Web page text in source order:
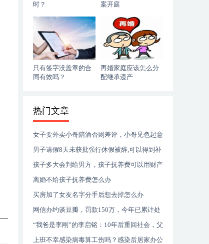
时？
案开庭
只有签字没盖章的合
同有效吗？
再婚家庭应该怎么分
配继承遗产
热门文章
女子要外卖小哥陪酒否则差评，小哥见色起意
被抓：她诱惑我
男子请假8天未获批强行休假被辞,可以得到补
偿金吗
孩子多大会判给男方，孩子抚养费可以用财产
抵吗?
离婚不给孩子抚养费怎么办
买房加了女友名字分手后想去掉怎么办
网信办约谈豆瓣，罚款150万，今年已累计处
罚900万
“我爸是李刚”的李启铭：10年后重回社会，父
母失联企业不敢要
上班不幸感染病毒算工伤吗？感染后居家办公